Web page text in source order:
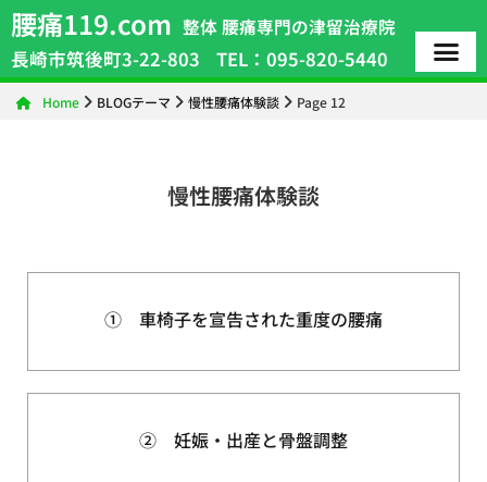
腰痛119.com 整体 腰痛専門の津留治療院
長崎市筑後町3-22-803 TEL：095-820-5440
Home BLOGテーマ 慢性腰痛体験談 Page 12
慢性腰痛体験談
① 車椅子を宣告された重度の腰痛
② 妊娠・出産と骨盤調整